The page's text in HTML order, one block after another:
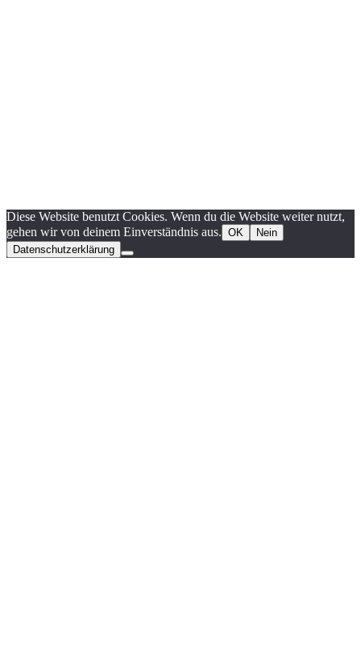
Diese Website benutzt Cookies. Wenn du die Website weiter nutzt,
gehen wir von deinem Einverständnis aus. OK
Nein
Datenschutzerklärung